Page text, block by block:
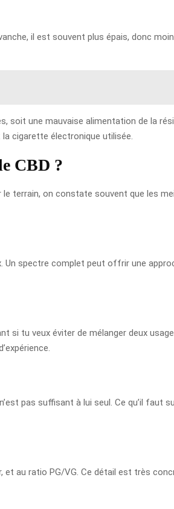
il est souvent plus épais, donc
une mauvaise alimentation de la
cigarette électronique utilisée.
CBD ?
terrain, on constate souvent que les
spectre complet peut offrir une
si tu veux éviter de mélanger deux
pas suffisant à lui seul. Ce qu’il faut
au ratio PG/VG. Ce détail est très